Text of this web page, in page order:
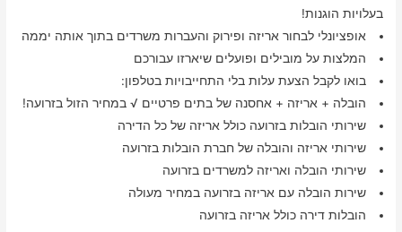
בעלויות הוגנות!
אופציונלי לבחור אריזה ופירוק והעברות משרדים בתוך אותה יממה
המלצות על מובילים ופועלים שיארזו עבורכם
בואו לקבל הצעת עלות בלי התחייבויות בטלפון:
הובלה + אריזה + אחסנה של בתים פרטיים √ במחיר הזול בזרועה!
שירותי הובלות בזרועה כולל אריזה של כל הדירה
שירותי אריזה והובלה של חברת הובלות בזרועה
שירותי הובלה ואריזה למשרדים בזרועה
שירות הובלה עם אריזה בזרועה במחיר מעולה
הובלות דירה כולל אריזה בזרועה